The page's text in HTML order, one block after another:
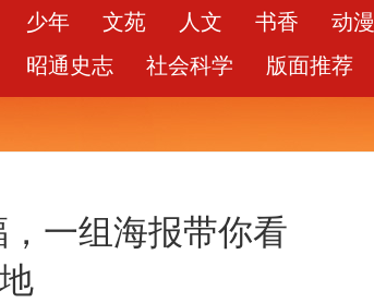
少年 文苑 人文 书香
动漫
昭通史志
社会科学 版面推荐
一组海报带你看